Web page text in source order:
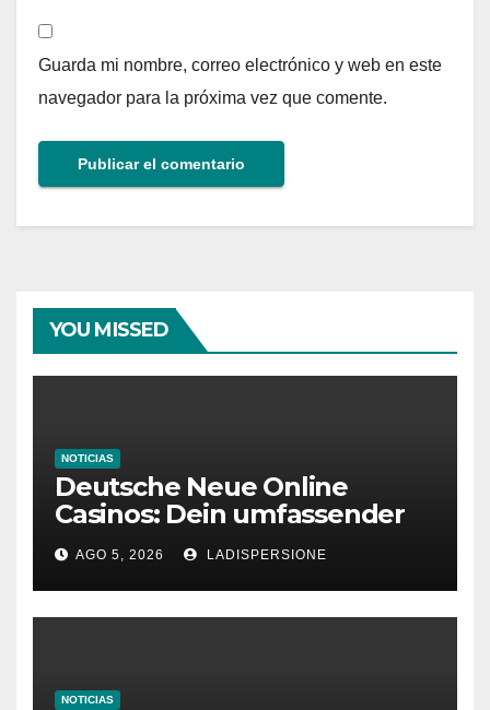
Guarda mi nombre, correo electrónico y web en este
navegador para la próxima vez que comente.
YOU MISSED
NOTICIAS
Deutsche Neue Online
Casinos: Dein umfassender
Ratgeber für moderne
Glücksspielplattformen
AGO 5, 2026 LADISPERSIONE
NOTICIAS